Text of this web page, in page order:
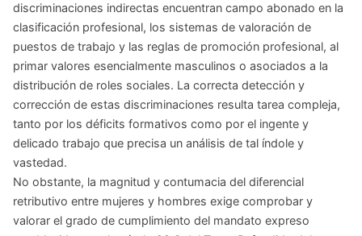
discriminaciones indirectas encuentran campo abonado en la
clasificación profesional, los sistemas de valoración de
puestos de trabajo y las reglas de promoción profesional, al
primar valores esencialmente masculinos o asociados a la
distribución de roles sociales. La correcta detección y
corrección de estas discriminaciones resulta tarea compleja,
tanto por los déficits formativos como por el ingente y
delicado trabajo que precisa un análisis de tal índole y
vastedad.
No obstante, la magnitud y contumacia del diferencial
retributivo entre mujeres y hombres exige comprobar y
valorar el grado de cumplimiento del mandato expreso